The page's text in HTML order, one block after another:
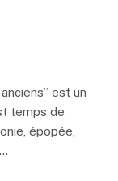
est un
temps de
épopée,